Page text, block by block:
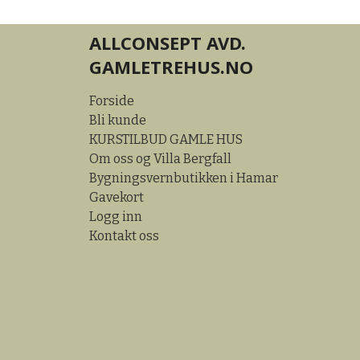
ALLCONSEPT AVD.
GAMLETREHUS.NO
Forside
Bli kunde
KURSTILBUD GAMLE HUS
Om oss og Villa Bergfall
Bygningsvernbutikken i Hamar
Gavekort
Logg inn
Kontakt oss